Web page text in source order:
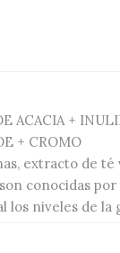
ACACIA +
+ CROMO
extracto de
conocidas
niveles de la